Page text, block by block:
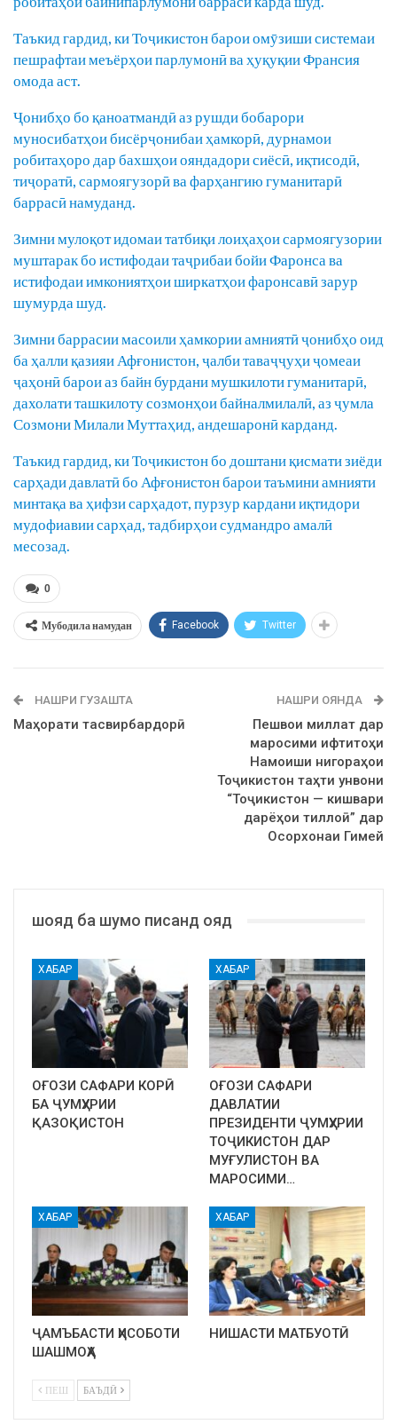
Таъкид гардид, ки Тоҷикистон барои омӯзиши системаи
пешрафтаи меъёрҳои парлумонӣ ва ҳуқуқии Франсия
омода аст.
Ҷонибҳо бо қаноатмандӣ аз рушди бобарори
муносибатҳои бисёрҷонибаи ҳамкорӣ, дурнамои
робитаҳоро дар бахшҳои ояндадори сиёсӣ, иқтисодӣ,
тиҷоратӣ, сармоягузорӣ ва фарҳангию гуманитарӣ
баррасӣ намуданд.
Зимни мулоқот идомаи татбиқи лоиҳаҳои сармоягузории
муштарак бо истифодаи таҷрибаи бойи Фаронса ва
истифодаи имкониятҳои ширкатҳои фаронсавӣ зарур
шумурда шуд.
Зимни баррасии масоили ҳамкории амниятӣ ҷонибҳо оид
ба ҳалли қазияи Афғонистон, ҷалби таваҷҷуҳи ҷомеаи
ҷаҳонӣ барои аз байн бурдани мушкилоти гуманитарӣ,
дахолати ташкилоту созмонҳои байналмилалӣ, аз ҷумла
Созмони Милали Муттаҳид, андешаронӣ карданд.
Таъкид гардид, ки Тоҷикистон бо доштани қисмати зиёди
сарҳади давлатӣ бо Афғонистон барои таъмини амнияти
минтақа ва ҳифзи сарҳадот, пурзур кардани иқтидори
мудофиавии сарҳад, тадбирҳои судмандро амалӣ
месозад.
0
Мубодила намудан Facebook Twitter
НАШРИ ГУЗАШТА
Маҳорати тасвирбардорӣ
НАШРИ ОЯНДА
Пешвои миллат дар
маросими ифтитоҳи
Намоиши нигораҳои
Тоҷикистон таҳти унвони
“Тоҷикистон — кишвари
дарёҳои тиллоӣ” дар
Осорхонаи Гимей
шояд ба шумо писанд ояд
ХАБАР
ОҒОЗИ САФАРИ КОРӢ
БА ҶУМҲУРИИ
ҚАЗОҚИСТОН
ХАБАР
ОҒОЗИ САФАРИ
ДАВЛАТИИ
ПРЕЗИДЕНТИ ҶУМҲУРИИ
ТОҶИКИСТОН ДАР
МУҒУЛИСТОН ВА
МАРОСИМИ…
ХАБАР
ҶАМЪБАСТИ ҲИСОБОТИ
ШАШМОҲА
ХАБАР
НИШАСТИ МАТБУОТӢ
ПЕШ БАЪДӢ